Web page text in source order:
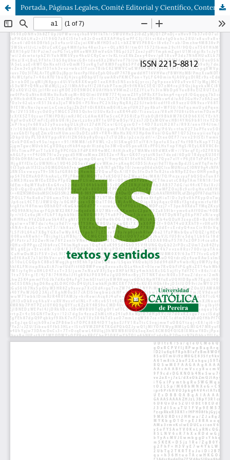
Portada, Páginas Legales, Comité Editorial y Científico, Contenido y Contraportada